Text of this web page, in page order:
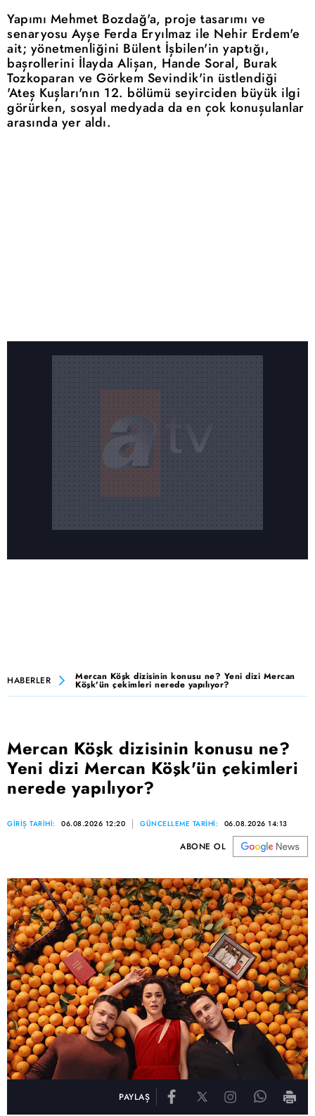
Yapımı Mehmet Bozdağ'a, proje tasarımı ve
senaryosu Ayşe Ferda Eryılmaz ile Nehir Erdem'e
ait; yönetmenliğini Bülent İşbilen'in yaptığı,
başrollerini İlayda Alişan, Hande Soral, Burak
Tozkoparan ve Görkem Sevindik'in üstlendiği
'Ateş Kuşları'nın 12. bölümü seyirciden büyük ilgi
görürken, sosyal medyada da en çok konuşulanlar
arasında yer aldı.
HABERLER Mercan Köşk dizisinin konusu ne? Yeni dizi Mercan
Köşk'ün çekimleri nerede yapılıyor?
Mercan Köşk dizisinin konusu ne?
Yeni dizi Mercan Köşk'ün çekimleri
nerede yapılıyor?
GİRİŞ TARİHİ: 06.08.2026 12:20 GÜNCELLEME TARİHİ: 06.08.2026 14:13
ABONE OL
PAYLAŞ